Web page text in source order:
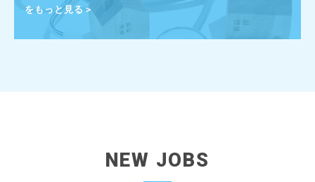
をもっと見る＞
NEW JOBS